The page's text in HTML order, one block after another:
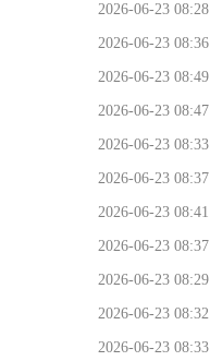
2026-06-23 08:28
2026-06-23 08:36
2026-06-23 08:49
2026-06-23 08:47
2026-06-23 08:33
2026-06-23 08:37
2026-06-23 08:41
2026-06-23 08:37
2026-06-23 08:29
2026-06-23 08:32
2026-06-23 08:33